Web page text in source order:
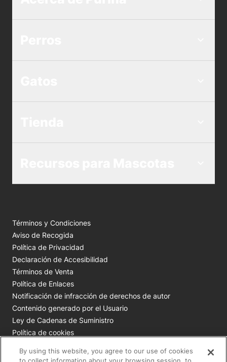
Términos y Condiciones
Aviso de Recogida
Política de Privacidad
Declaración de Accesibilidad
Términos de Venta
Política de Enlaces
Notificación de infracción de derechos de autor
Contenido generado por el Usuario
Ley de Cadenas de Suministro
Política de cookies
By using this website, you agree to our use of cookies